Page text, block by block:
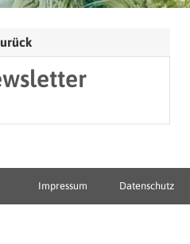
Impressum Datenschutz